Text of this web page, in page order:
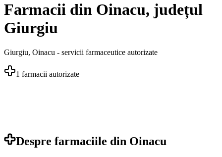
Farmacii din Oinacu, județul
Giurgiu
Giurgiu, Oinacu - servicii farmaceutice autorizate
1 farmacii autorizate
Despre farmaciile din Oinacu